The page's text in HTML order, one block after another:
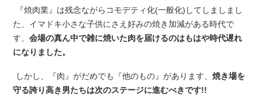
『焼肉業』は残念ながらコモデティ化(一般化)してしましまし
た、イマドキ小さな子供にさえ好みの焼き加減がある時代で
す、 会場の真ん中で雑に焼いた肉を届けるのはもはや時代遅れ
になりました。
しかし、『肉』がだめでも『他のもの』があります、 焼き場を
守る誇り高き男たちは次のステージに進むべきです!!